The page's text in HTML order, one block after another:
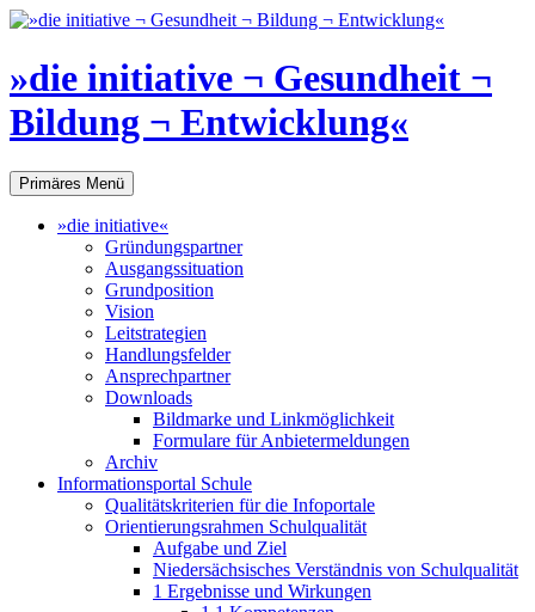
Zum
springen
»die initiative ¬ Gesundheit ¬
Bildung ¬ Entwicklung«
Suchen
Primäres Menü
»die initiative«
Gründungs­partner
Ausgangs­situation
Grundposition
Vision
Leitstrategien
Handlungs­felder
Ansprech­partner
Downloads
Bildmarke und Linkmöglich­keit
Formulare für Anbieter­meldungen
Archiv
Informations­portal Schule
Qualitäts­kriterien für die Info­portale
Orientierungs­rahmen Schulqualität
Aufgabe und Ziel
Niedersächsi­sches Verständnis von Schulqualität
1 Ergebnisse und Wirkungen